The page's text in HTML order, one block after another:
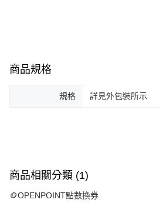
商品規格
規格 詳見外包裝所示
商品相關分類 (1)
🪙OPENPOINT點數換券